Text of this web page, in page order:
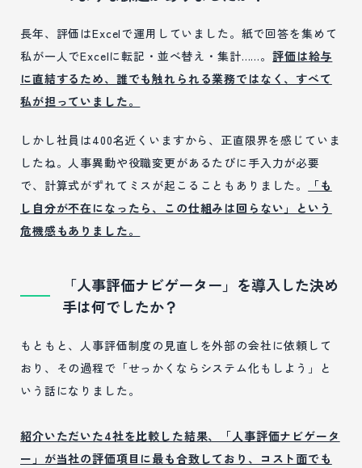
長年、評価はExcelで運用していました。紙で回答を集めて
私が一人でExcelに転記・並べ替え・集計……。評価は給与
に直結するため、誰でも触れられる業務ではなく、すべて
私が担っていました。
しかし社員は400名近くいますから、正直限界を感じていま
したね。人事異動や役職変更があるたびに手入力が必要
で、計算式がずれてミスが起こることもありました。
「も
し自分が不在になったら、この仕組みは回らない」という
危機感もありました。
「人事評価ナビゲーター」を導入した決め
手は何でしたか？
もともと、人事評価制度の見直しを外部の会社に依頼して
おり、その過程で「せっかくならシステム化もしよう」と
いう話になりました。
紹介いただいた4社を比較した結果、「人事評価ナビゲータ
ー」が当社の評価項目に最も合致しており、コスト面でも